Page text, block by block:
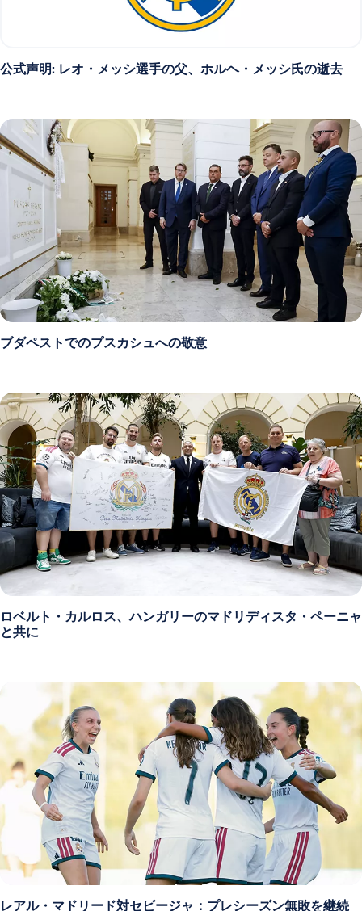
公式声明: レオ・メッシ選手の父、ホルヘ・メッシ氏の逝去
ブダペストでのプスカシュへの敬意
ロベルト・カルロス、ハンガリーのマドリディスタ・ペーニャ
と共に
レアル・マドリード対セビージャ：プレシーズン無敗を継続